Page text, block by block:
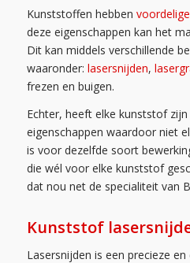
Kunststoffen hebben
deze eigenschappen kan het
Dit kan middels verschillende
waaronder: lasersnijden,
frezen en buigen.
Echter, heeft elke kunststof zijn
eigenschappen waardoor niet
is voor dezelfde soort
die wél voor elke kunststof
dat nou net de specialiteit van
Kunststof
Lasersnijden is een precieze